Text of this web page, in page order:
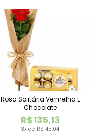
3x de R$ 45,04
R$135,13
Rosa Solitária Vermelha E
Chocolate